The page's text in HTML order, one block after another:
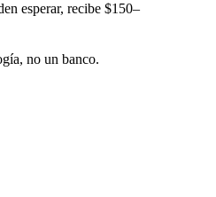
esperar, recibe $150–
no un banco.